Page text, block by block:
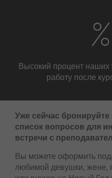
Высокий процент наших
работу после
Уже сейчас бронируйте
список вопросов для
встречи с
Вы можете оформить
любимой девушки, жене,